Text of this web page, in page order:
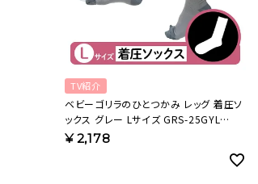
TV紹介
ベビーゴリラのひとつかみ レッグ 着圧ソ
ックス グレー Lサイズ GRS-25GYL
【KA】
¥2,178